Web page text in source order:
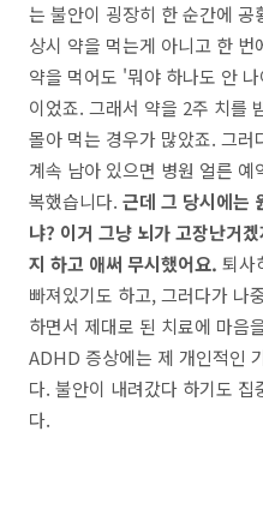
는 불안이 굉장히 한 순간에
상시 약을 먹는게 아니고 한
약을 먹어도 '뭐야 하나도 안
이었죠. 그래서 약을 2주 치를
몰아 먹는 경우가 많았죠. 그
계속 남아 있으면 병원 얼른
복했습니다. 근데 그 당시에는
냐? 이거 그냥 뇌가 고장난거
지 하고 애써 무시했어요. 퇴사
빠져있기도 하고, 그러다가 나
하면서 제대로 된 치료에 마음
ADHD 증상에는 제 개인적인
다. 불안이 내려갔다 하기도
다.